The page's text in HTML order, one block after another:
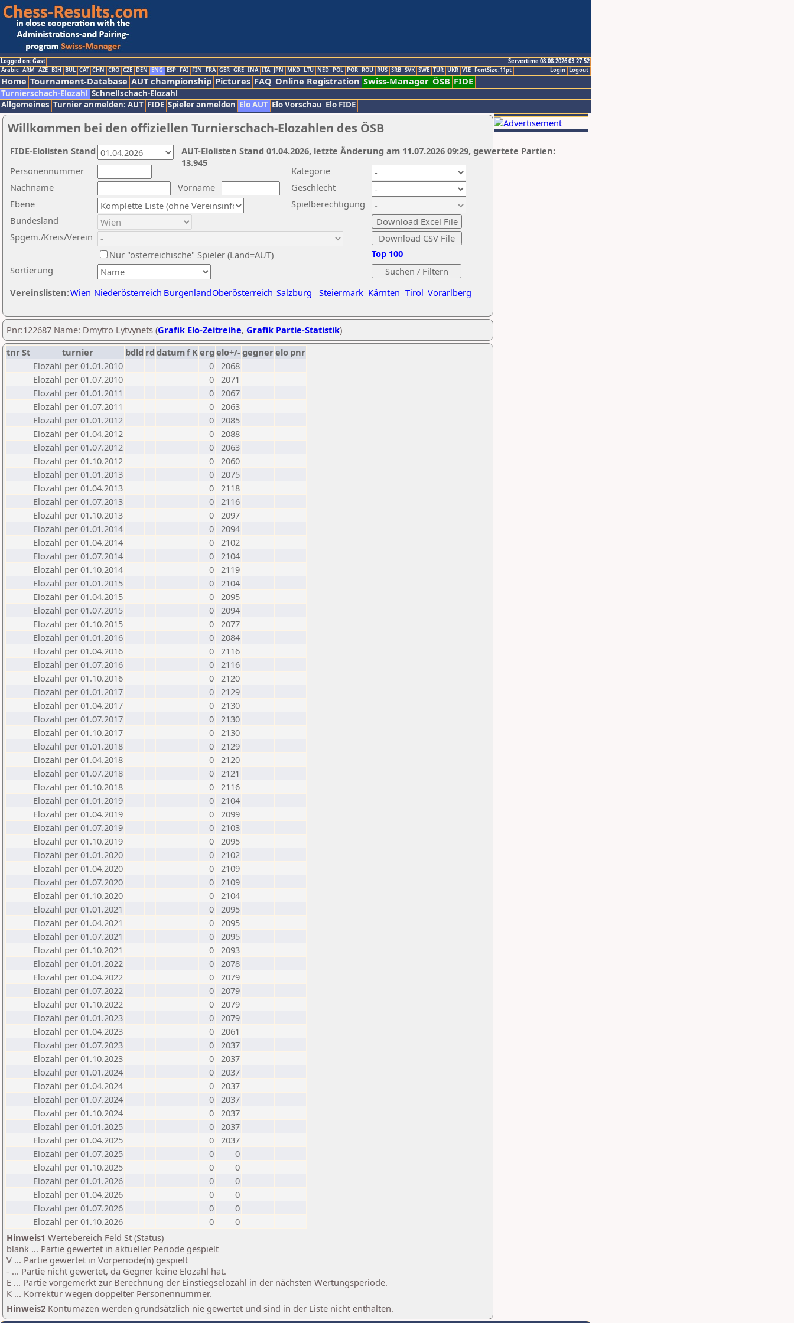
Logged on: Gast
Servertime 08.08.2026 03:27:52
Logout
Login
Arabic ARM AZE BIH BUL CAT CHN CRO CZE DEN ENG ESP FAI FIN FRA GER GRE INA ITA JPN MKD LTU NED POL POR ROU RUS SRB SVK SWE TUR UKR VIE FontSize:11pt
Home Tournament-Database AUT championship Pictures FAQ Online Registration Swiss-Manager ÖSB FIDE
Turnierschach-Elozahl Schnellschach-Elozahl
Allgemeines Turnier anmelden: AUT FIDE Spieler anmelden Elo AUT Elo Vorschau Elo FIDE
Willkommen bei den offiziellen Turnierschach-Elozahlen des ÖSB
Nachname
Vorname
Ebene
Kategorie
Sortierung
Personennummer
Bundesland
Spgem./Kreis/Verein
Geschlecht
Nur "österreichische" Spieler (Land=AUT)
Spielberechtigung
Vereinslisten:Wien Niederösterreich BurgenlandOberösterreich Salzburg Steiermark Kärnten Tirol Vorarlberg
Top 100
AUT-Elolisten Stand 01.04.2026, letzte Änderung am 11.07.2026 09:29, gewertete Partien:
13.945
FIDE-Elolisten Stand
Pnr:122687 Name: Dmytro Lytvynets (Grafik Elo-Zeitreihe, Grafik Partie-Statistik)
tnrSt turnier bdld rd datumf Kerg elo+/-gegnerelo pnr
Elozahl per 01.01.2010
0 2068
Elozahl per 01.07.2010
0 2071
Elozahl per 01.01.2011
0 2067
Elozahl per 01.07.2011
0 2063
Elozahl per 01.01.2012
0 2085
Elozahl per 01.04.2012
0 2088
Elozahl per 01.07.2012
0 2063
Elozahl per 01.10.2012
0 2060
Elozahl per 01.01.2013
0 2075
Elozahl per 01.04.2013
0 2118
Elozahl per 01.07.2013
0 2116
Elozahl per 01.10.2013
0 2097
Elozahl per 01.01.2014
0 2094
Elozahl per 01.04.2014
0 2102
Elozahl per 01.07.2014
0 2104
Elozahl per 01.10.2014
0 2119
Elozahl per 01.01.2015
0 2104
Elozahl per 01.04.2015
0 2095
Elozahl per 01.07.2015
0 2094
Elozahl per 01.10.2015
0 2077
Elozahl per 01.01.2016
0 2084
Elozahl per 01.04.2016
0 2116
Elozahl per 01.07.2016
0 2116
Elozahl per 01.10.2016
0 2120
Elozahl per 01.01.2017
0 2129
Elozahl per 01.04.2017
0 2130
Elozahl per 01.07.2017
0 2130
Elozahl per 01.10.2017
0 2130
Elozahl per 01.01.2018
0 2129
Elozahl per 01.04.2018
0 2120
Elozahl per 01.07.2018
0 2121
Elozahl per 01.10.2018
0 2116
Elozahl per 01.01.2019
0 2104
Elozahl per 01.04.2019
0 2099
Elozahl per 01.07.2019
0 2103
Elozahl per 01.10.2019
0 2095
Elozahl per 01.01.2020
0 2102
Elozahl per 01.04.2020
0 2109
Elozahl per 01.07.2020
0 2109
Elozahl per 01.10.2020
0 2104
Elozahl per 01.01.2021
0 2095
Elozahl per 01.04.2021
0 2095
Elozahl per 01.07.2021
0 2095
Elozahl per 01.10.2021
0 2093
Elozahl per 01.01.2022
0 2078
Elozahl per 01.04.2022
0 2079
Elozahl per 01.07.2022
0 2079
Elozahl per 01.10.2022
0 2079
Elozahl per 01.01.2023
0 2079
Elozahl per 01.04.2023
0 2061
Elozahl per 01.07.2023
0 2037
Elozahl per 01.10.2023
0 2037
Elozahl per 01.01.2024
0 2037
Elozahl per 01.04.2024
0 2037
Elozahl per 01.07.2024
0 2037
Elozahl per 01.10.2024
0 2037
Elozahl per 01.01.2025
0 2037
Elozahl per 01.04.2025
0 2037
Elozahl per 01.07.2025
0
0
Elozahl per 01.10.2025
0
0
Elozahl per 01.01.2026
0
0
Elozahl per 01.04.2026
0
0
Elozahl per 01.07.2026
0
0
Elozahl per 01.10.2026
0
0
Hinweis1 Wertebereich Feld St (Status)
blank ... Partie gewertet in aktueller Periode gespielt
V ... Partie gewertet in Vorperiode(n) gespielt
- ... Partie nicht gewertet, da Gegner keine Elozahl hat.
E ... Partie vorgemerkt zur Berechnung der Einstiegselozahl in der nächsten Wertungsperiode.
K ... Korrektur wegen doppelter Personennummer.
Hinweis2 Kontumazen werden grundsätzlich nie gewertet und sind in der Liste nicht enthalten.